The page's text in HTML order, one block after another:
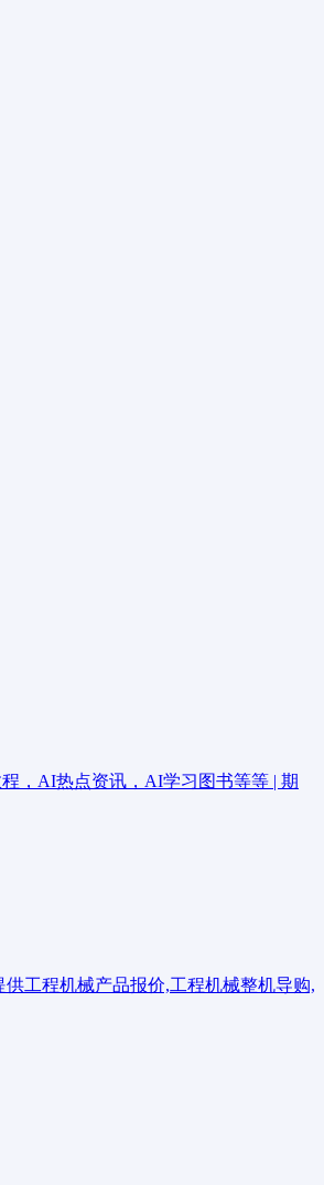
，AI热点资讯，AI学习图书等等 | 期
工程机械产品报价,工程机械整机导购,